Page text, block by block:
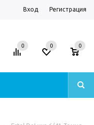
Вход Регистрация
0 0 0